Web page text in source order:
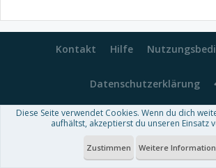
Kontakt Hilfe
Datenschutzerklärung
Forum software by XenForo™-Deutsch
Theme designed by
Diese Seite verwendet Cookies. Wenn du dich
aufhältst, akzeptierst du unseren Einsatz
Zustimmen Weitere